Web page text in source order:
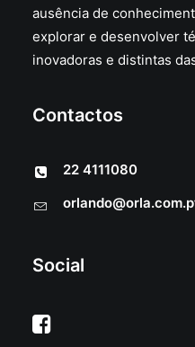
ausência de
explorar e desenvolver
inovadoras e distintas
Contactos
22 4111080
Social